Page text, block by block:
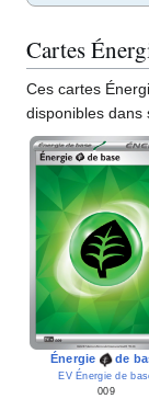
Cartes
Ces cartes
disponibles dans
Énergie de
EV Énergie de
009